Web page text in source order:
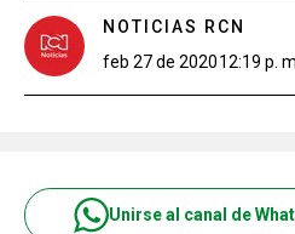
NOTICIAS RCN
feb 27 de 202012:19 p. m.
Unirse al canal de